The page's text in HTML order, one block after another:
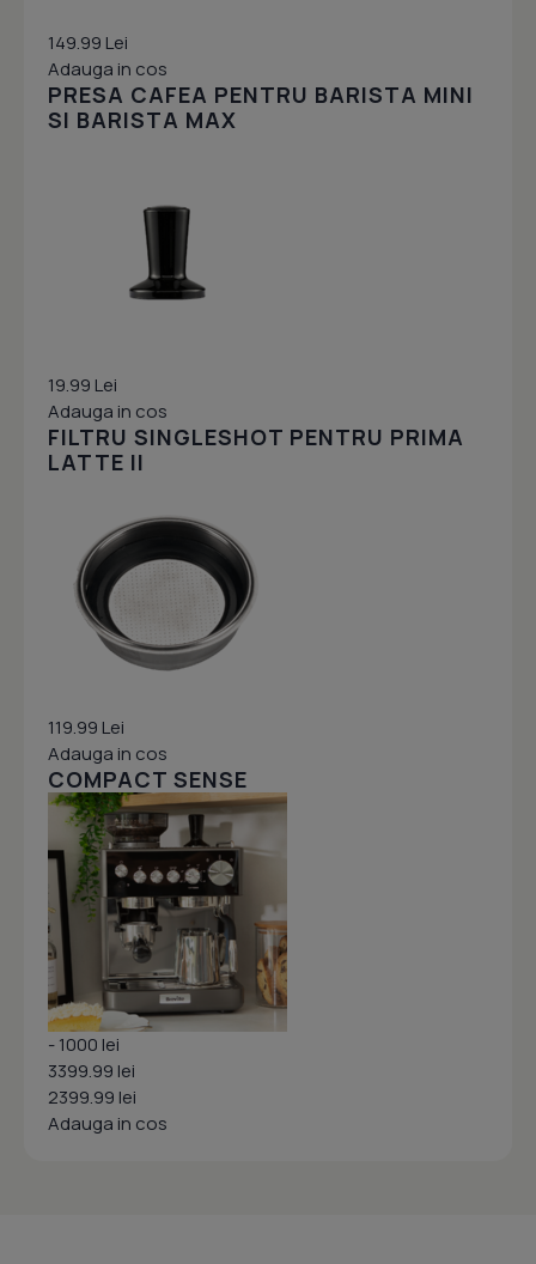
149.99 Lei
Adauga in cos
PRESA CAFEA PENTRU BARISTA MINI
SI BARISTA MAX
19.99 Lei
Adauga in cos
FILTRU SINGLESHOT PENTRU PRIMA
LATTE II
119.99 Lei
Adauga in cos
COMPACT SENSE
- 1000 lei
3399.99 lei
2399.99 lei
Adauga in cos